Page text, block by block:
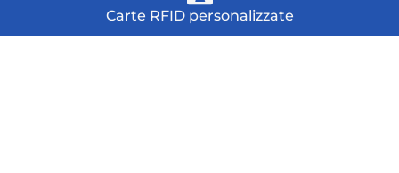
Carte RFID personalizzate